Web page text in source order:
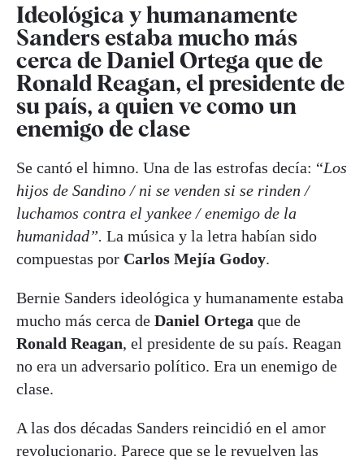
Ideológica y humanamente
Sanders estaba mucho más
cerca de Daniel Ortega que de
Ronald Reagan, el presidente de
su país, a quien ve como un
enemigo de clase
Se cantó el himno. Una de las estrofas decía: “Los
hijos de Sandino / ni se venden si se rinden /
luchamos contra el yankee / enemigo de la
humanidad”. La música y la letra habían sido
compuestas por Carlos Mejía Godoy.
Bernie Sanders ideológica y humanamente estaba
mucho más cerca de Daniel Ortega que de
Ronald Reagan, el presidente de su país. Reagan
no era un adversario político. Era un enemigo de
clase.
A las dos décadas Sanders reincidió en el amor
revolucionario. Parece que se le revuelven las